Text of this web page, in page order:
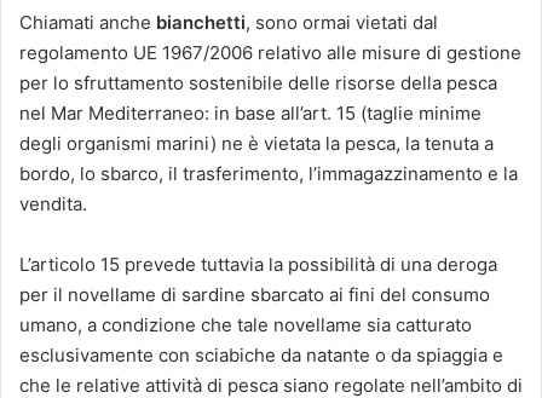
Chiamati anche bianchetti, sono ormai vietati dal
regolamento UE 1967/2006 relativo alle misure di gestione
per lo sfruttamento sostenibile delle risorse della pesca
nel Mar Mediterraneo: in base all’art. 15 (taglie minime
degli organismi marini) ne è vietata la pesca, la tenuta a
bordo, lo sbarco, il trasferimento, l’immagazzinamento e la
vendita.
L’articolo 15 prevede tuttavia la possibilità di una deroga
per il novellame di sardine sbarcato ai fini del consumo
umano, a condizione che tale novellame sia catturato
esclusivamente con sciabiche da natante o da spiaggia e
che le relative attività di pesca siano regolate nell’ambito di